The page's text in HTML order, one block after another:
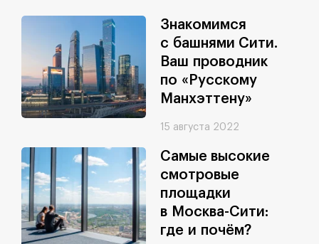
Знакомимся
с башнями Сити.
Ваш проводник
по «Русскому
Манхэттену»
15 августа 2022
Самые высокие
смотровые
площадки
в Москва-Сити:
где и почём?